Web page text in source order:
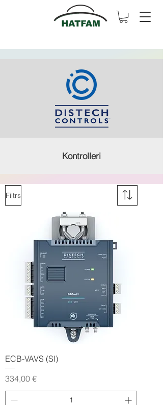
Kontrolleri​
Filtrs
ECB-VAVS (SI)
Cena
334,00 €